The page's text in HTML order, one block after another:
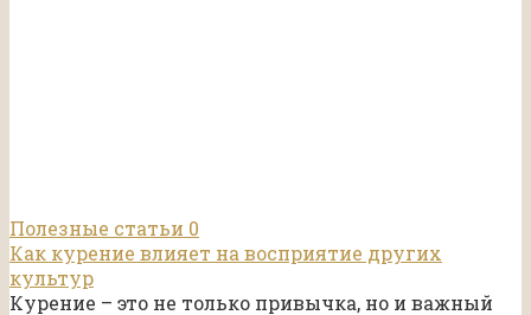
Полезные статьи 0
Как курение влияет на восприятие других
культур
Курение – это не только привычка, но и важный